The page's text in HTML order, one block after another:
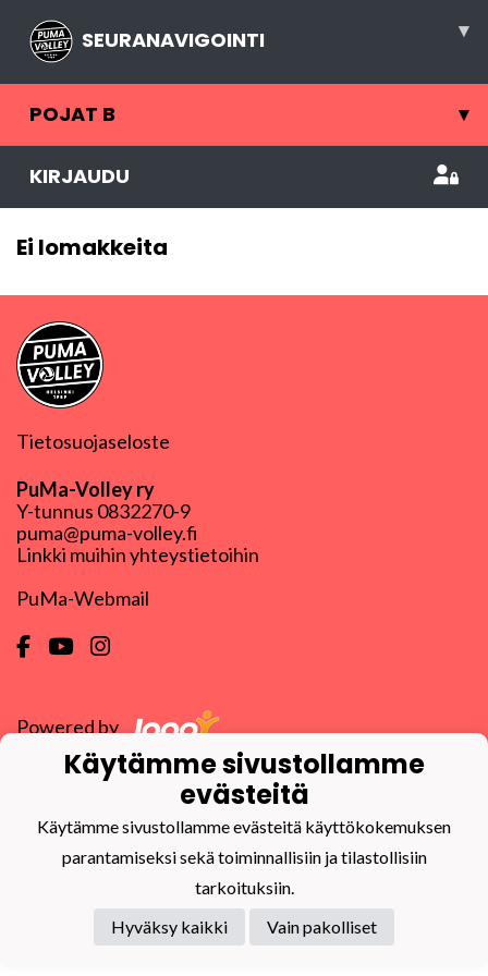
SEURANAVIGOINTI ▾
POJAT B ▾
KIRJAUDU
Ei lomakkeita
Tietosuojaseloste
PuMa-Volley ry
Y-tunnus 0832270-9
puma@puma-volley.fi
Linkki muihin yhteystietoihin
PuMa-Webmail
Powered by
Käytämme sivustollamme
evästeitä
Käytämme sivustollamme evästeitä käyttökokemuksen
parantamiseksi sekä toiminnallisiin ja tilastollisiin
tarkoituksiin.
Hyväksy kaikki
Vain pakolliset